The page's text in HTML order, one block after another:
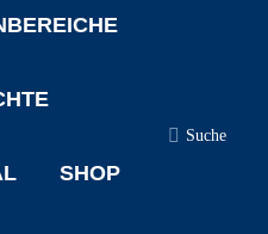
SHOP
Search:
Suche